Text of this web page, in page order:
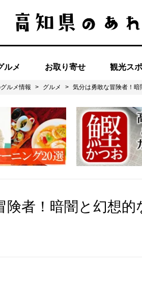
ルメ お取り寄せ 観光ス
ルメ情報 > グルメ > 気分は勇敢な冒険者！暗
険者！暗闇と幻想